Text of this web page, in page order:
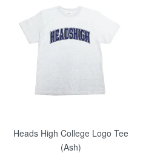
Heads High College Logo Tee
(Ash)